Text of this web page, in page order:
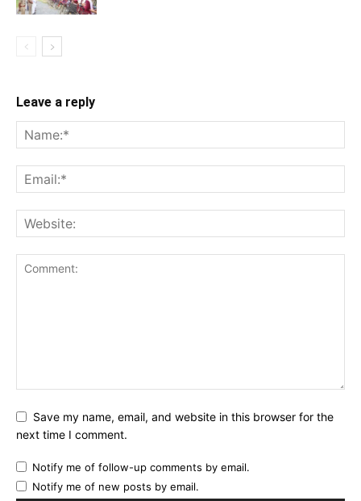
Leave a reply
Save my name, email, and website in this browser for the
next time I comment.
Notify me of follow-up comments by email.
Notify me of new posts by email.